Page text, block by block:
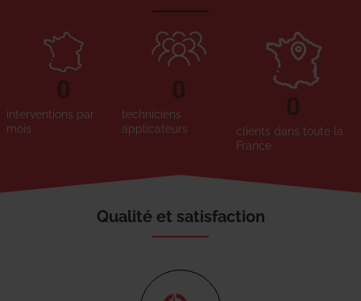
interventions par
mois
0
techniciens
applicateurs
0
clients dans toute la
France
0
Qualité et satisfaction